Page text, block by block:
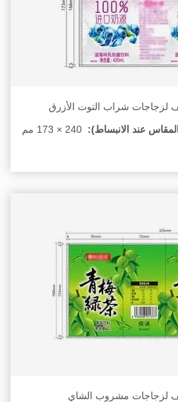
شراب التوت الأزرق
عند الانبساط):
لزجاجات مشروب الشاي